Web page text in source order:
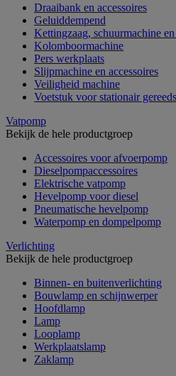
Draaibank en accessoires
Geluiddempend
Kettingzaag, schuurmachine en
Kolomboormachine
Pers werkplaats
Slijpmachine en accessoires
Veiligheid machine
Voetstuk voor stationair
Vatpomp
Bekijk de hele productgroep
Accessoires voor afvoerpomp
Dieselpompaccessoires
Elektrische vatpomp
Hevelpomp voor diesel
Pneumatische hevelpomp
Waterpomp en dompelpomp
Verlichting
Bekijk de hele productgroep
Binnen- en buitenverlichting
Bouwlamp en schijnwerper
Hoofdlamp
Lamp
Looplamp
Werkplaatslamp
Zaklamp